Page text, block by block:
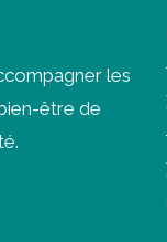
les
être de